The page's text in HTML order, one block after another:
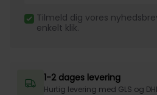
Tilmeld dig vores
enkelt klik.
1-2 dages levering
Hurtig levering med GLS og